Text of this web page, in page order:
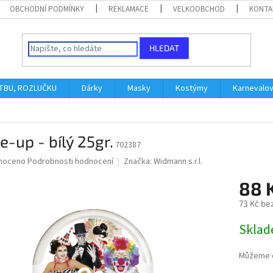
OBCHODNÍ PODMÍNKY REKLAMACE VELKOOBCHOD
HLEDAT
ROZLUČKU Dárky Masky Kostýmy
up - bílý 25gr. 702387
Podrobnosti hodnocení Značka: Widmann s.r.l.
88
73 Kč
cena:
Můžeme